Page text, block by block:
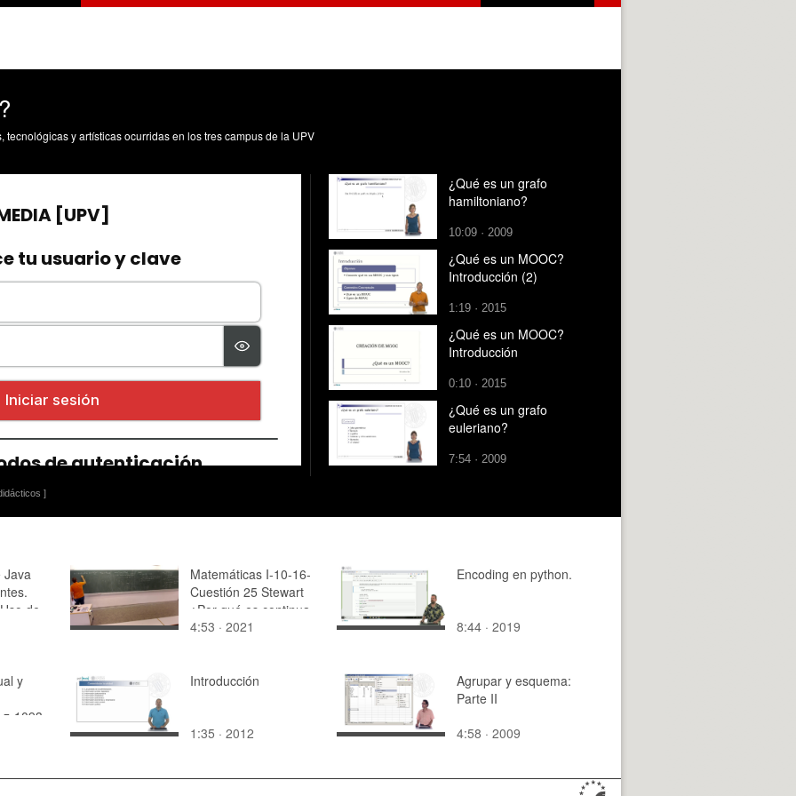
y artísticas ocurridas en los tres campus de la UPV
]
¿Qué es un grafo
hamiltoniano?
10:09 · 2009
¿Qué es un MOOC?
Introducción (2)
1:19 · 2015
¿Qué es un MOOC?
Introducción
0:10 · 2015
¿Qué es un grafo
euleriano?
7:54 · 2009
Java
de
Matemáticas I-10-16-
Cuestión 25 Stewart
¿Por qué es continua
la función?
4:53 · 2021
Encoding en python.
8:44 · 2019
y
1093
-
Introducción
1:35 · 2012
Agrupar y esquema:
Parte II
4:58 · 2009